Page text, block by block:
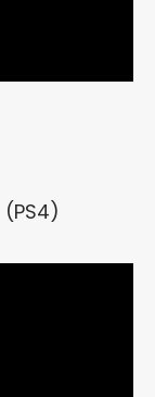
(PS4)